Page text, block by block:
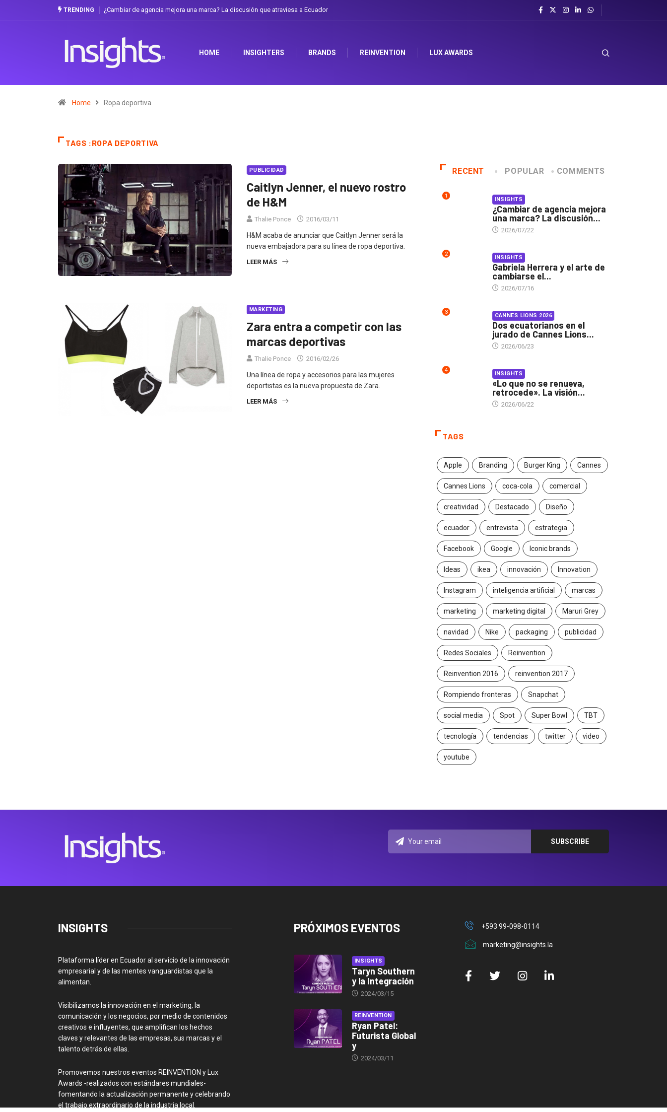
TRENDING ¿Cambiar de agencia mejora una marca? La discusión que atraviesa a Ecuador
HOME INSIGHTERS BRANDS REINVENTION LUX AWARDS
Home Ropa deportiva
TAGS :ROPA DEPORTIVA
PUBLICIDAD
Caitlyn Jenner, el nuevo rostro
de H&M
Thalie Ponce 2016/03/11
H&M acaba de anunciar que Caitlyn Jenner será la
nueva embajadora para su línea de ropa deportiva.
LEER MÁS
MARKETING
Zara entra a competir con las
marcas deportivas
Thalie Ponce 2016/02/26
Una línea de ropa y accesorios para las mujeres
deportistas es la nueva propuesta de Zara.
LEER MÁS
RECENT POPULAR COMMENTS
1 INSIGHTS
¿Cambiar de agencia mejora
una marca? La discusión...
2026/07/22
2 INSIGHTS
Gabriela Herrera y el arte de
cambiarse el...
2026/07/16
3 CANNES LIONS 2026
Dos ecuatorianos en el
jurado de Cannes Lions...
2026/06/23
4 INSIGHTS
«Lo que no se renueva,
retrocede». La visión...
2026/06/22
TAGS
Apple Branding Burger King Cannes
Cannes Lions coca-cola comercial
creatividad Destacado Diseño
ecuador entrevista estrategia
Facebook Google Iconic brands
Ideas ikea innovación Innovation
Instagram inteligencia artificial marcas
marketing marketing digital Maruri Grey
navidad Nike packaging publicidad
Redes Sociales Reinvention
Reinvention 2016 reinvention 2017
Rompiendo fronteras Snapchat
social media Spot Super Bowl TBT
tecnología tendencias twitter video
youtube
INSIGHTS
Plataforma líder en Ecuador al servicio de la innovación
empresarial y de las mentes vanguardistas que la
alimentan.
Visibilizamos la innovación en el marketing, la
comunicación y los negocios, por medio de contenidos
creativos e influyentes, que amplifican los hechos
claves y relevantes de las empresas, sus marcas y el
talento detrás de ellas.
Promovemos nuestros eventos REINVENTION y Lux
Awards -realizados con estándares mundiales-
fomentando la actualización permanente y celebrando
el trabajo extraordinario de la industria local.
PRÓXIMOS EVENTOS
INSIGHTS
Taryn Southern
y la Integración
2024/03/15
REINVENTION
Ryan Patel:
Futurista Global
y
2024/03/11
+593 99-098-0114
marketing@insights.la